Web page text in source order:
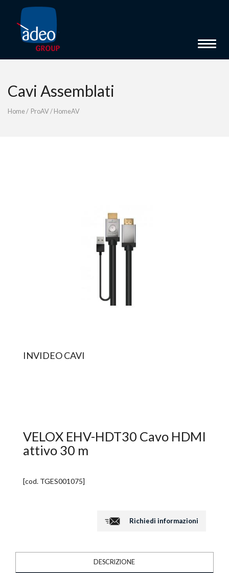
Toggle
Cavi Assemblati
Home/ ProAV/ HomeAV
INVIDEO CAVI
VELOX EHV-HDT30 Cavo HDMI
attivo 30 m
[cod. TGES001075]
Richiedi informazioni
DESCRIZIONE